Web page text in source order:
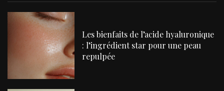
Les bienfaits de l’acide hyaluronique
: l’ingrédient star pour une peau
repulpée